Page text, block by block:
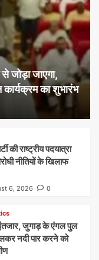
जोड़ा जाएगा,
कार्यक्रम का शुभारंभ
की राष्ट्रीय पदयात्रा
नीतियों के खिलाफ
6, 2026 0
जुगाड़ के एंगल पुल
नदी पार करने को